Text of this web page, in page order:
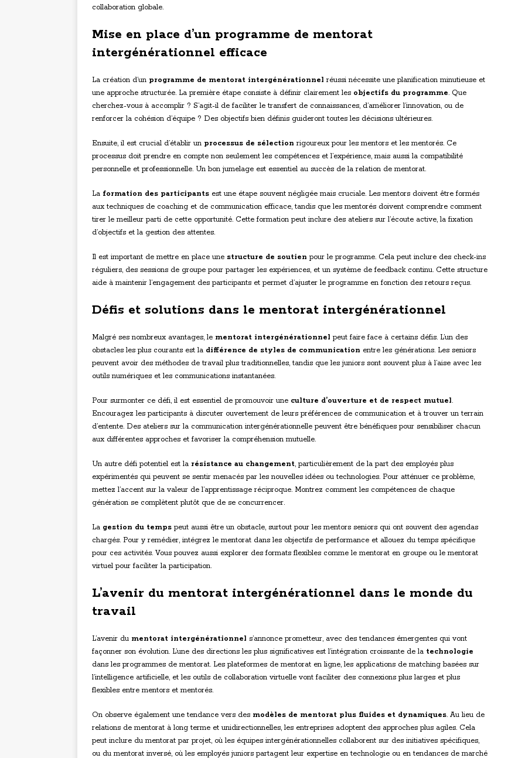
collaboration globale.
Mise en place d’un programme de mentorat
intergénérationnel efficace
La création d’un programme de mentorat intergénérationnel réussi nécessite une planification minutieuse et
une approche structurée. La première étape consiste à définir clairement les objectifs du programme. Que
cherchez-vous à accomplir ? S’agit-il de faciliter le transfert de connaissances, d’améliorer l’innovation, ou de
renforcer la cohésion d’équipe ? Des objectifs bien définis guideront toutes les décisions ultérieures.
Ensuite, il est crucial d’établir un processus de sélection rigoureux pour les mentors et les mentorés. Ce
processus doit prendre en compte non seulement les compétences et l’expérience, mais aussi la compatibilité
personnelle et professionnelle. Un bon jumelage est essentiel au succès de la relation de mentorat.
La formation des participants est une étape souvent négligée mais cruciale. Les mentors doivent être formés
aux techniques de coaching et de communication efficace, tandis que les mentorés doivent comprendre comment
tirer le meilleur parti de cette opportunité. Cette formation peut inclure des ateliers sur l’écoute active, la fixation
d’objectifs et la gestion des attentes.
Il est important de mettre en place une structure de soutien pour le programme. Cela peut inclure des check-ins
réguliers, des sessions de groupe pour partager les expériences, et un système de feedback continu. Cette structure
aide à maintenir l’engagement des participants et permet d’ajuster le programme en fonction des retours reçus.
Défis et solutions dans le mentorat intergénérationnel
Malgré ses nombreux avantages, le mentorat intergénérationnel peut faire face à certains défis. L’un des
obstacles les plus courants est la différence de styles de communication entre les générations. Les seniors
peuvent avoir des méthodes de travail plus traditionnelles, tandis que les juniors sont souvent plus à l’aise avec les
outils numériques et les communications instantanées.
Pour surmonter ce défi, il est essentiel de promouvoir une culture d’ouverture et de respect mutuel.
Encouragez les participants à discuter ouvertement de leurs préférences de communication et à trouver un terrain
d’entente. Des ateliers sur la communication intergénérationnelle peuvent être bénéfiques pour sensibiliser chacun
aux différentes approches et favoriser la compréhension mutuelle.
Un autre défi potentiel est la résistance au changement, particulièrement de la part des employés plus
expérimentés qui peuvent se sentir menacés par les nouvelles idées ou technologies. Pour atténuer ce problème,
mettez l’accent sur la valeur de l’apprentissage réciproque. Montrez comment les compétences de chaque
génération se complètent plutôt que de se concurrencer.
La gestion du temps peut aussi être un obstacle, surtout pour les mentors seniors qui ont souvent des agendas
chargés. Pour y remédier, intégrez le mentorat dans les objectifs de performance et allouez du temps spécifique
pour ces activités. Vous pouvez aussi explorer des formats flexibles comme le mentorat en groupe ou le mentorat
virtuel pour faciliter la participation.
L’avenir du mentorat intergénérationnel dans le monde du
travail
L’avenir du mentorat intergénérationnel s’annonce prometteur, avec des tendances émergentes qui vont
façonner son évolution. L’une des directions les plus significatives est l’intégration croissante de la technologie
dans les programmes de mentorat. Les plateformes de mentorat en ligne, les applications de matching basées sur
l’intelligence artificielle, et les outils de collaboration virtuelle vont faciliter des connexions plus larges et plus
flexibles entre mentors et mentorés.
On observe également une tendance vers des modèles de mentorat plus fluides et dynamiques. Au lieu de
relations de mentorat à long terme et unidirectionnelles, les entreprises adoptent des approches plus agiles. Cela
peut inclure du mentorat par projet, où les équipes intergénérationnelles collaborent sur des initiatives spécifiques,
ou du mentorat inversé, où les employés juniors partagent leur expertise en technologie ou en tendances de marché